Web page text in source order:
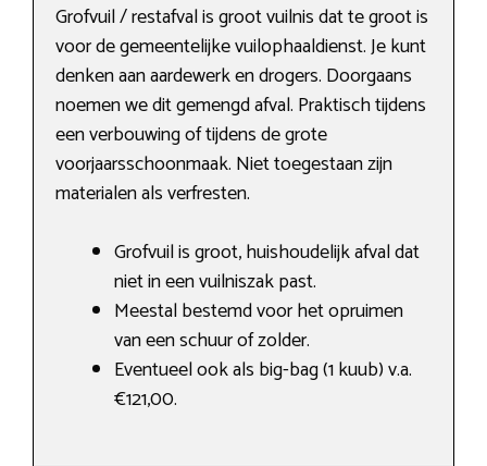
Grofvuil / restafval is groot vuilnis dat te groot is
voor de gemeentelijke vuilophaaldienst. Je kunt
denken aan aardewerk en drogers. Doorgaans
noemen we dit gemengd afval. Praktisch tijdens
een verbouwing of tijdens de grote
voorjaarsschoonmaak. Niet toegestaan zijn
materialen als verfresten.
Grofvuil is groot, huishoudelijk afval dat
niet in een vuilniszak past.
Meestal bestemd voor het opruimen
van een schuur of zolder.
Eventueel ook als big-bag (1 kuub) v.a.
€121,00.